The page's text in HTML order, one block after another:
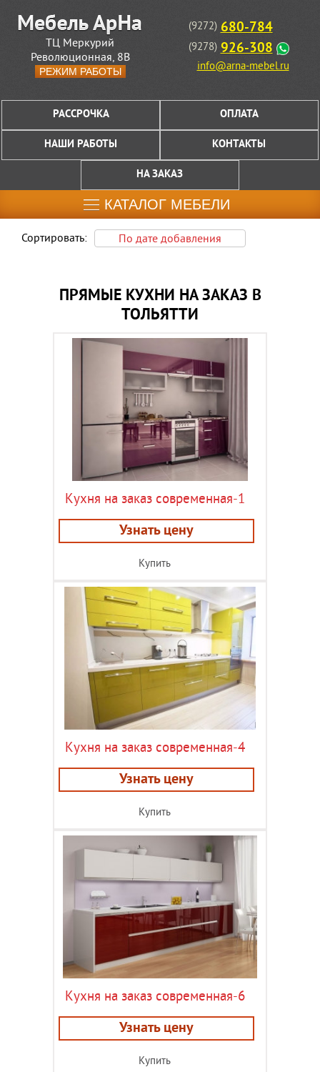
ТЦ Меркурий
Революционная, 8В
РЕЖИМ РАБОТЫ
(9272) 680-784
(9278) 926-308
info@arna-mebel.ru
РАССРОЧКА ОПЛАТА
НАШИ РАБОТЫ КОНТАКТЫ
НА ЗАКАЗ
КАТАЛОГ МЕБЕЛИ
Сортировать: По дате добавления
ПРЯМЫЕ КУХНИ НА ЗАКАЗ В
ТОЛЬЯТТИ
Кухня на заказ современная-1
Узнать цену
Купить
Кухня на заказ современная-4
Узнать цену
Купить
Кухня на заказ современная-6
Узнать цену
Купить